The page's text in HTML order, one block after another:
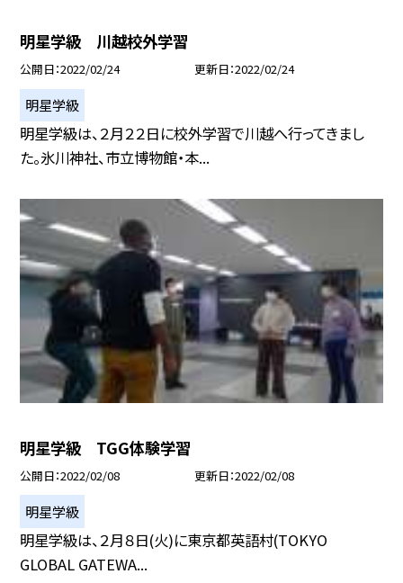
明星学級 川越校外学習
公開日 2022/02/24 更新日 2022/02/24
明星学級
明星学級は、２月２２日に校外学習で川越へ行ってきまし
た。氷川神社、市立博物館・本...
明星学級 TGG体験学習
公開日 2022/02/08 更新日 2022/02/08
明星学級
明星学級は、２月８日(火)に東京都英語村(TOKYO
GLOBAL GATEWA...